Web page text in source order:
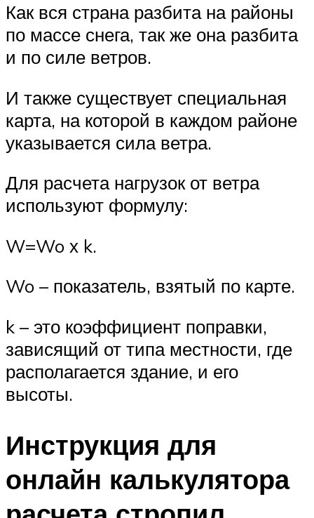
Как вся страна разбита на районы
по массе снега, так же она разбита
и по силе ветров.
И также существует специальная
карта, на которой в каждом районе
указывается сила ветра.
Для расчета нагрузок от ветра
используют формулу:
W=Wo х k.
Wo – показатель, взятый по карте.
k – это коэффициент поправки,
зависящий от типа местности, где
располагается здание, и его
высоты.
Инструкция для
онлайн калькулятора